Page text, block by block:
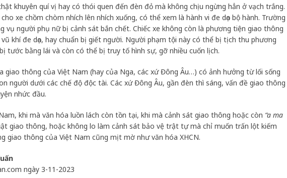
khuyên quí vị hay có thói quen đến đèn đỏ mà không chịu ngừng hẳn ở vạch trắng.
xe chồm chòm nhích lên nhích xuống, có thể xem là hành vi đe dọa bộ hành. Trường
vụ người phụ nữ bị cảnh sát bắn chết. Chiếc xe không còn là phương tiện giao thông
khí đe dọa, hay chuẩn bị giết người. Người phạm tội này có thể bị tịch thu phương
tước bằng lái và còn có thể bị truy tố hình sự, gỡ nhiều cuốn lịch.
giao thông của Việt Nam (hay của Nga, các xứ Đông Âu…) có ảnh hưởng từ lối sống
người dưới các chế độ độc tài. Các xứ Đông Âu, gần đèn thì sáng, vấn đề giao thông
nhức đầu.
khi mà văn hóa luồn lách còn tồn tại, khi mà cảnh sát giao thông hoặc còn “a ma
giao thông, hoặc không lo làm cảnh sát bảo vệ trật tự mà chỉ muốn trấn lột kiếm
giao thông của Việt Nam cũng mịt mờ như văn hóa XHCN.
ngày 3-11-2023